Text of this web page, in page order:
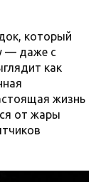
который
— даже с
как
жизнь
от жары